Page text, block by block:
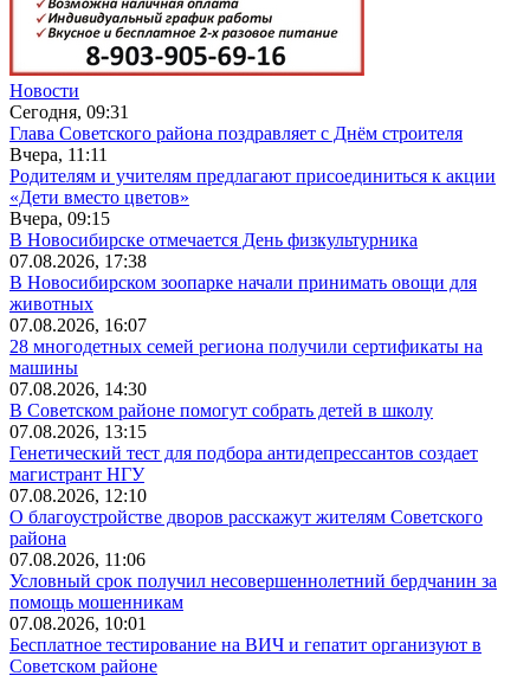
Новости
Сегодня, 09:31
Глава Советского района поздравляет с Днём строителя
Вчера, 11:11
Родителям и учителям предлагают присоединиться к акции
«Дети вместо цветов»
Вчера, 09:15
В Новосибирске отмечается День физкультурника
07.08.2026, 17:38
В Новосибирском зоопарке начали принимать овощи для
животных
07.08.2026, 16:07
28 многодетных семей региона получили сертификаты на
машины
07.08.2026, 14:30
В Советском районе помогут собрать детей в школу
07.08.2026, 13:15
Генетический тест для подбора антидепрессантов создает
магистрант НГУ
07.08.2026, 12:10
О благоустройстве дворов расскажут жителям Советского
района
07.08.2026, 11:06
Условный срок получил несовершеннолетний бердчанин за
помощь мошенникам
07.08.2026, 10:01
Бесплатное тестирование на ВИЧ и гепатит организуют в
Советском районе